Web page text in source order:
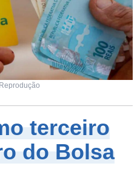
terceiro
do Bolsa